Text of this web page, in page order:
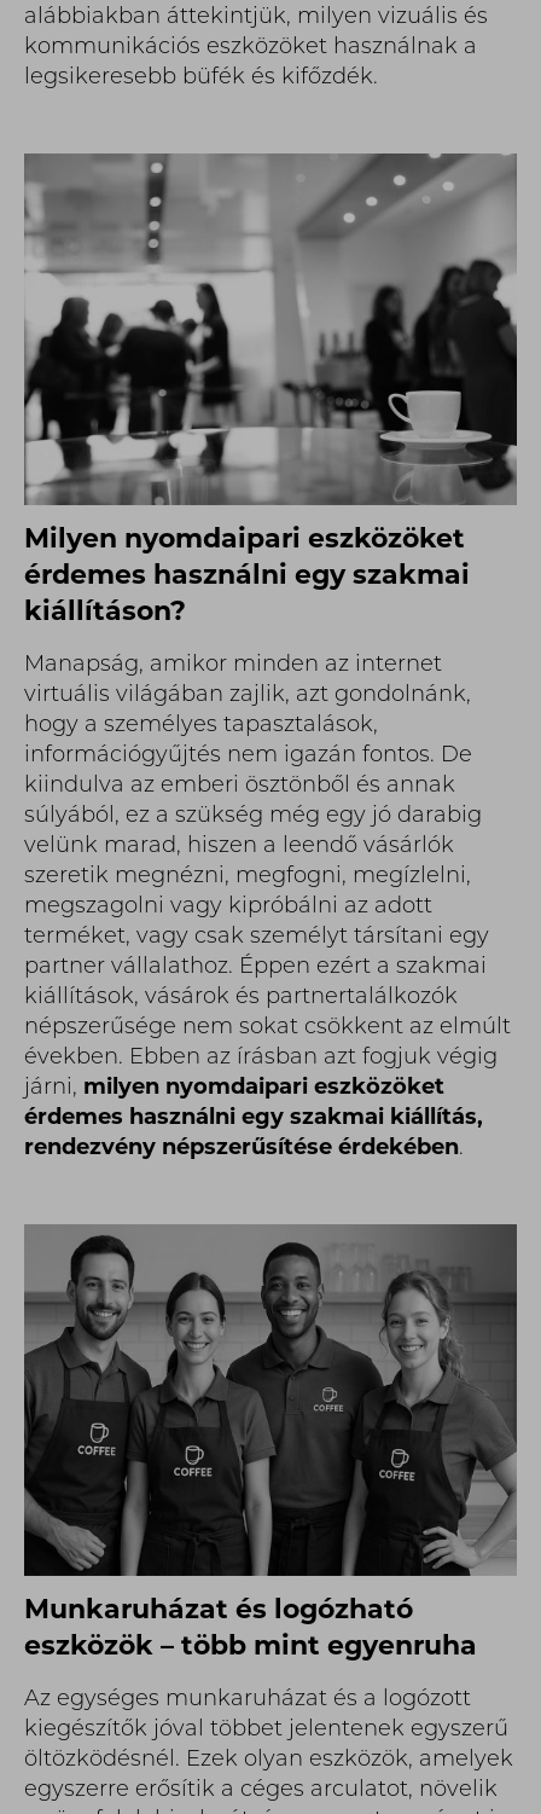
alábbiakban áttekintjük, milyen vizuális és
kommunikációs eszközöket használnak a
legsikeresebb büfék és kifőzdék.
Milyen nyomdaipari eszközöket
érdemes használni egy szakmai
kiállításon?
Manapság, amikor minden az internet
virtuális világában zajlik, azt gondolnánk,
hogy a személyes tapasztalások,
információgyűjtés nem igazán fontos. De
kiindulva az emberi ösztönből és annak
súlyából, ez a szükség még egy jó darabig
velünk marad, hiszen a leendő vásárlók
szeretik megnézni, megfogni, megízlelni,
megszagolni vagy kipróbálni az adott
terméket, vagy csak személyt társítani egy
partner vállalathoz. Éppen ezért a szakmai
kiállítások, vásárok és partnertalálkozók
népszerűsége nem sokat csökkent az elmúlt
években. Ebben az írásban azt fogjuk végig
járni, milyen nyomdaipari eszközöket
érdemes használni egy szakmai kiállítás,
rendezvény népszerűsítése érdekében.
Munkaruházat és logózható
eszközök – több mint egyenruha
Az egységes munkaruházat és a logózott
kiegészítők jóval többet jelentenek egyszerű
öltözködésnél. Ezek olyan eszközök, amelyek
egyszerre erősítik a céges arculatot, növelik